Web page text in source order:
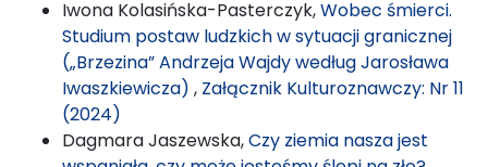
Iwona Kolasińska-Pasterczyk,Wobec śmierci.
Studium postaw ludzkich w sytuacji granicznej
(„Brzezina” Andrzeja Wajdy według Jarosława
Iwaszkiewicza) , Załącznik Kulturoznawczy: Nr 11
(2024)
Dagmara Jaszewska,Czy ziemia nasza jest